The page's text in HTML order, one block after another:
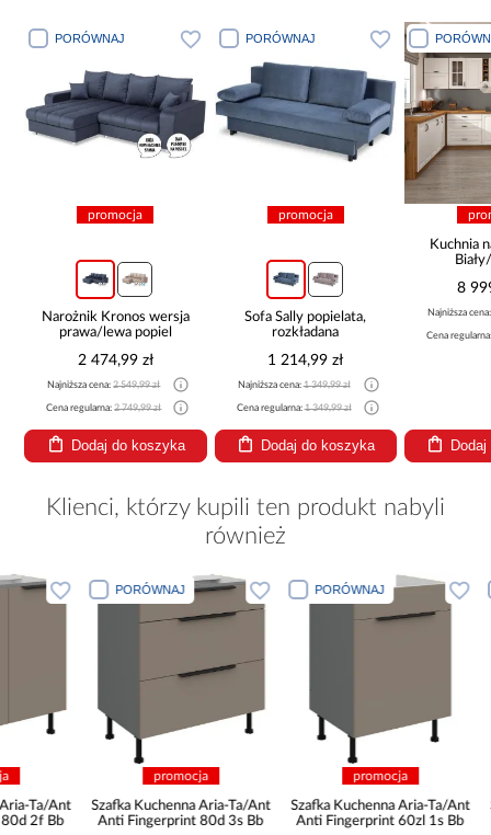
PORÓWNAJ
promocja
Narożnik Kronos wersja
prawa/lewa popiel
2 474,99 zł
Najniższa cena:2 549,99 zł
Cena regularna:2 749,99 zł
Dodaj do koszyka
PORÓWNAJ
promocja
Sofa Sally popielata,
rozkładana
1 214,99 zł
Najniższa cena:1 349,99 zł
Cena regularna:1 349,99 zł
Dodaj do koszyka
Kuchnia
8
Najniższa
Cena
Klienci, którzy kupili ten produkt nabyli
również
PORÓWNAJ
Szafka Kuchenna Aria-Ta/Ant
Anti Fingerprint 80d 3s Bb
PORÓWNAJ
Szafka Kuchenna Aria-Ta/Ant
Anti Fingerprint 60zl 1s Bb
Szafka
Anti